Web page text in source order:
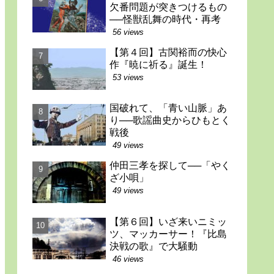
欠番問題が突きつけるもの
──怪獣乱舞の時代・再考
56 views
【第４回】古関裕而の快心
作『暁に祈る』誕生！
53 views
国破れて、「青い山脈」あ
り──歌謡曲史からひもとく
戦後
49 views
仲田三孝を探して──「やく
ざ小唄」
49 views
【第６回】いざ来いニミッ
ツ、マッカーサー！『比島
決戦の歌』で大騒動
46 views